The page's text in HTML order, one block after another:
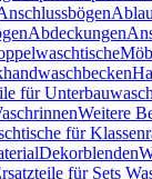
Abdeckungen
für
Weitere
für
Dekorblenden
für Sets